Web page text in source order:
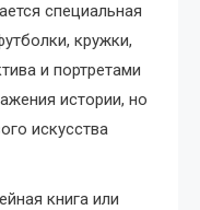
специальная
кружки,
и портретами
истории, но
искусства
книга или